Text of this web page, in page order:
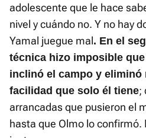
adolescente que le hace
nivel y cuándo no. Y no hay
Yamal juegue mal. En el
técnica hizo imposible
inclinó el campo y eliminó
facilidad que solo él tiene;
arrancadas que pusieron el
hasta que Olmo lo